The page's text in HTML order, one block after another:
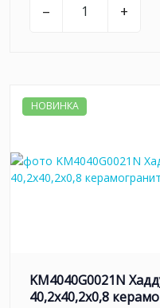
– +
НОВИНКА
KM4040G0021N
40,2x40,2x0,8